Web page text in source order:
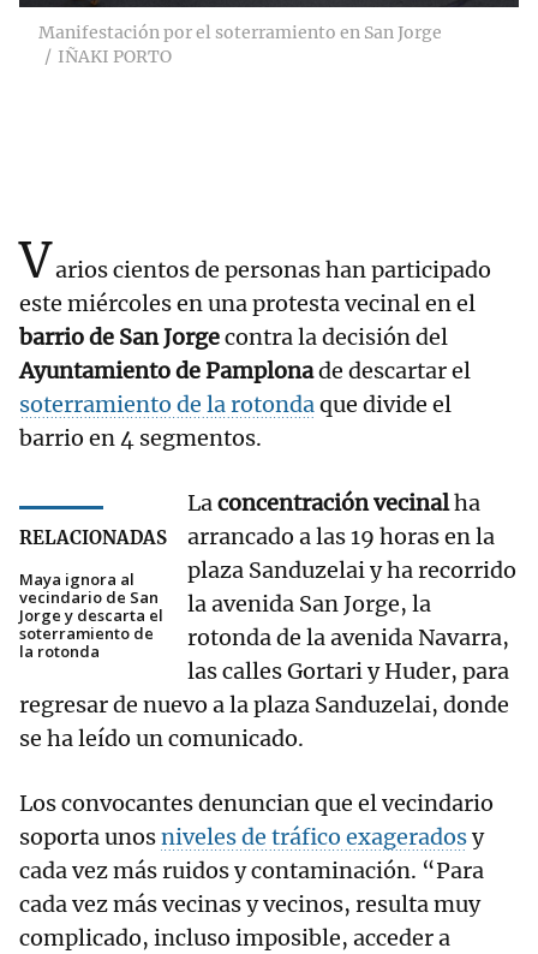
Manifestación por el soterramiento en San Jorge
IÑAKI PORTO
Varios cientos de personas han participado
este miércoles en una protesta vecinal en el
barrio de San Jorgecontra la decisión del
Ayuntamiento de Pamplonade descartar el
soterramiento de la rotondaque divide el
barrio en 4 segmentos.
RELACIONADAS
Maya ignora al
vecindario de San
Jorge y descarta el
soterramiento de
la rotonda
Laconcentración vecinalha
arrancado a las 19 horas en la
plaza Sanduzelai y ha recorrido
la avenida San Jorge, la
rotonda de la avenida Navarra,
las calles Gortari y Huder, para
regresar de nuevo a la plaza Sanduzelai, donde
se ha leído un comunicado.
Los convocantes denuncian que el vecindario
soporta unosniveles de tráfico exageradosy
cada vez más ruidos y contaminación. “Para
cada vez más vecinas y vecinos, resulta muy
complicado, incluso imposible, acceder a